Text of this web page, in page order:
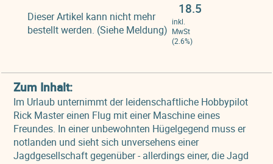
Dieser Artikel kann nicht mehr
bestellt werden. (Siehe Meldung)
18.5
inkl.
MwSt
(2.6%)
Zum Inhalt:
Im Urlaub unternimmt der leidenschaftliche Hobbypilot
Rick Master einen Flug mit einer Maschine eines
Freundes. In einer unbewohnten Hügelgegend muss er
notlanden und sieht sich unversehens einer
Jagdgesellschaft gegenüber - allerdings einer, die Jagd